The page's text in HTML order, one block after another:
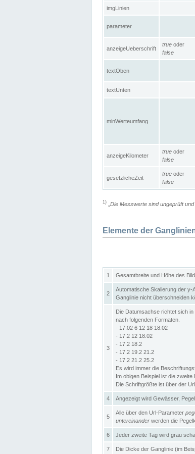
imgLinien
parameter
anzeigeUeberschrift
true oder
false
textOben
textUnten
minWerteumfang
anzeigeKilometer
true oder
false
gesetzlicheZeit
true oder
false
1) Die Messwerte sind ungeprüft
Elemente der
1 Gesamtbreite und Höhe des
2
Automatische Skalierung der y-
Ganglinie nicht überschneiden
3
Die Datumsachse richtet sich
nach folgenden Formaten.
- 17.02 6 12 18 18.02
- 17.2 12 18.02
- 17.2 18.2
- 17.2 19.2 21.2
- 17.2 21.2 25.2
Es wird immer die
Im obigen Beispiel ist die zweite
Die Schriftgrößte ist über der
4 Angezeigt wird Gewässer,
5
Alle über den Url-Parameter
untereinander werden die
6 Jeder zweite Tag wird grau
7 Die Dicke der Ganglinie (im